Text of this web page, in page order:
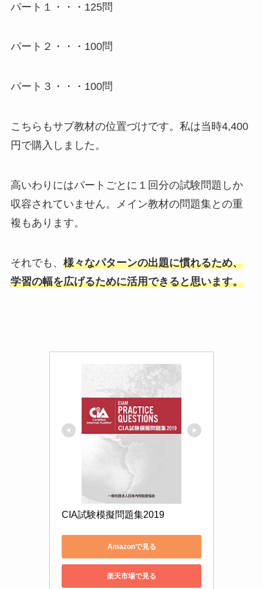
パート１・・・125問
パート２・・・100問
パート３・・・100問
こちらもサブ教材の位置づけです。私は当時4,400
円で購入しました。
高いわりにはパートごとに１回分の試験問題しか
収容されていません。メイン教材の問題集との重
複もあります。
それでも、 様々なパターンの出題に慣れるため、
学習の幅を広げるために活用できると思います。
CIA試験模擬問題集2019
Amazonで見る
楽天市場で見る